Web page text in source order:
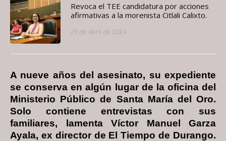
Revoca el TEE candidatura por acciones
afirmativas a la morenista Citlali Calixto.
29 de abril de 2024
A nueve años del asesinato, su expediente
se conserva en algún lugar de la oficina del
Ministerio Público de Santa María del Oro.
Solo contiene entrevistas con sus
familiares, lamenta Víctor Manuel Garza
Ayala, ex director de El Tiempo de Durango.